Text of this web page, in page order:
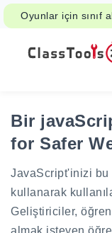
Oyunlar için sınıf
grup çalışması ve
Bir
for Safer
JavaScript'inizi bu
kullanarak
Geliştiriciler,
almak isteyen